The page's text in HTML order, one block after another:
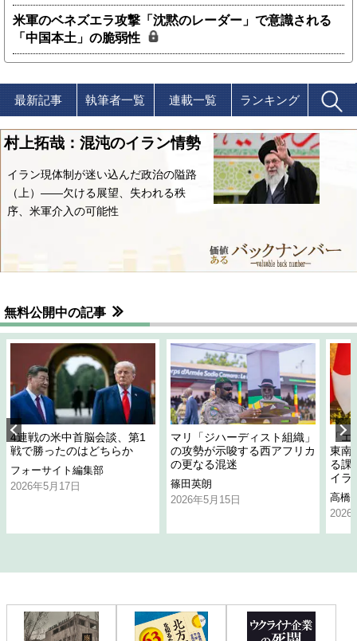
米軍のベネズエラ攻撃「沈黙のレーダー」で意識される
「中国本土」の脆弱性
最新記事 執筆者一覧 連載一覧 ランキング
村上拓哉：混沌のイラン情勢
イラン現体制が迷い込んだ政治の隘路
（上）――欠ける展望、失われる秩
序、米軍介入の可能性
無料公開中の記事
4連戦の米中首脳会談、第1
戦で勝ったのはどちらか
フォーサイト編集部
2026年5月17日
マリ「ジハーディスト組織」
の攻勢が示唆する西アフリカ
の更なる混迷
篠田英朗
2026年5月15日
「
東南
る課
イラ
高橋
2026